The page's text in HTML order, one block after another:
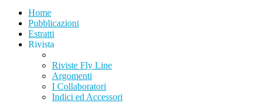
Home
Pubblicazioni
Estratti
Rivista
Riviste Fly Line
Argomenti
I Collaboratori
Indici ed Accessori